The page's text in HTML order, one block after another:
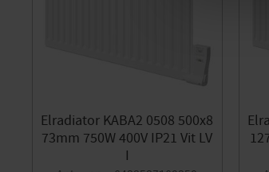
Elradiator KABA2 0508 500x8
73mm 750W 400V IP21 Vit LV
I